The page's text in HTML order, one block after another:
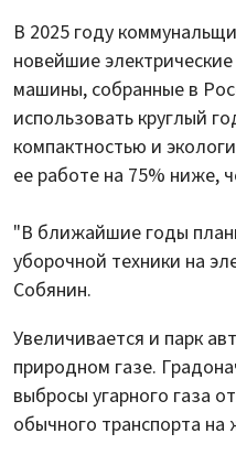
В 2025 году
новейшие
машины, собранные в
использовать круглый
компактностью и
ее работе на 75% ниже,
"В ближайшие годы
уборочной техники на
Собянин.
Увеличивается и парк
природном газе.
выбросы угарного газа
обычного транспорта